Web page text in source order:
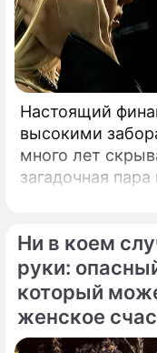
Настоящий
высокими
много лет
загадочная
теннисистка
двадцати лет
самых
мирового шоу-
Ни в коем
руки:
который
женское